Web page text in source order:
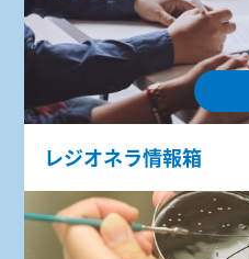
レジオネラ情報箱